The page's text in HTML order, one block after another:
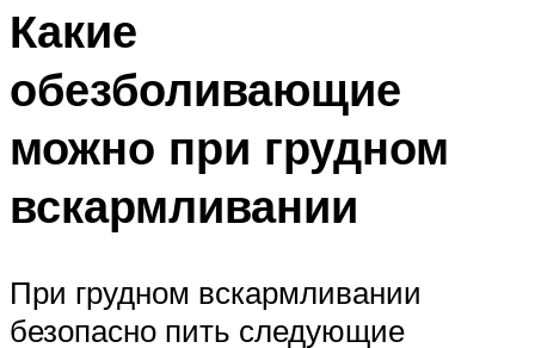
Какие
обезболивающие
можно при грудном
вскармливании
При грудном вскармливании
безопасно пить следующие